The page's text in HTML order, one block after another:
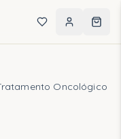
sua rotina Oncológico